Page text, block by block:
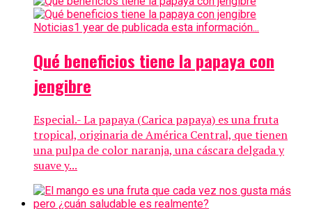
Noticias1 year de publicada esta información...
Qué beneficios tiene la papaya con
jengibre
Especial.- La papaya (Carica papaya) es una fruta
tropical, originaria de América Central, que tienen
una pulpa de color naranja, una cáscara delgada y
suave y...